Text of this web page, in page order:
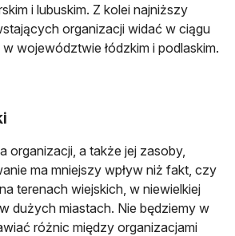
i lubuskim. Z kolei najniższy
organizacji widać w ciągu
województwie łódzkim i podlaskim.
organizacji, a także jej zasoby,
ma mniejszy wpływ niż fakt, czy
terenach wiejskich, w niewielkiej
dużych miastach. Nie będziemy w
różnic między organizacjami